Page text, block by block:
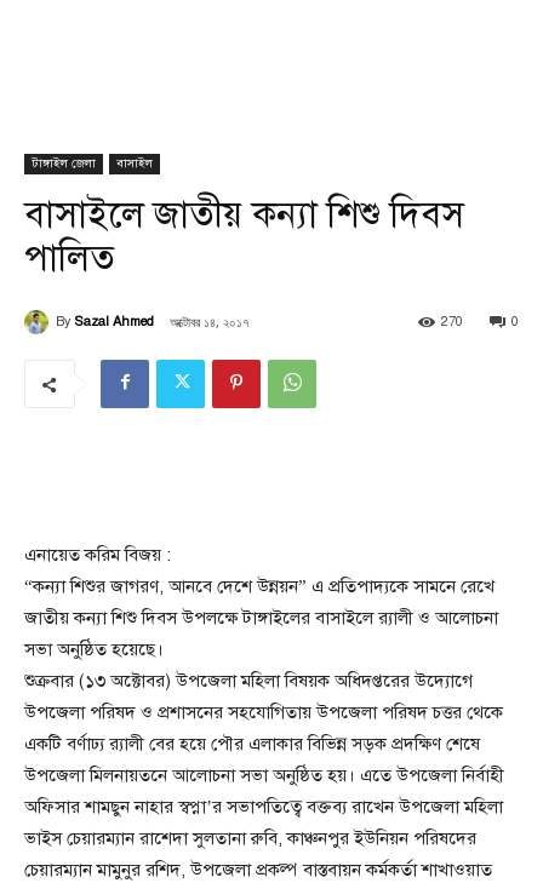
টাঙ্গাইল জেলা বাসাইল
বাসাইলে জাতীয় কন্যা শিশু দিবস
পালিত
By Sazal Ahmed অক্টোবর ১৪, ২০১৭ 0
270
এনায়েত করিম বিজয় :
“কন্যা শিশুর জাগরণ, আনবে দেশে উন্নয়ন” এ প্রতিপাদ্যকে সামনে রেখে
জাতীয় কন্যা শিশু দিবস উপলক্ষে টাঙ্গাইলের বাসাইলে র‌্যালী ও আলোচনা
সভা অনুষ্ঠিত হয়েছে।
শুক্রবার (১৩ অক্টোবর) উপজেলা মহিলা বিষয়ক অধিদপ্তরের উদ্যোগে
উপজেলা পরিষদ ও প্রশাসনের সহযোগিতায় উপজেলা পরিষদ চত্তর থেকে
একটি বর্ণাঢ্য র‌্যালী বের হয়ে পৌর এলাকার বিভিন্ন সড়ক প্রদক্ষিণ শেষে
উপজেলা মিলনায়তনে আলোচনা সভা অনুষ্ঠিত হয়। এতে উপজেলা নির্বাহী
অফিসার শামছুন নাহার স্বপ্না’র সভাপতিত্বে বক্তব্য রাখেন উপজেলা মহিলা
ভাইস চেয়ারম্যান রাশেদা সুলতানা রুবি, কাঞ্চনপুর ইউনিয়ন পরিষদের
চেয়ারম্যান মামুনুর রশিদ, উপজেলা প্রকল্প বাস্তবায়ন কর্মকর্তা শাখাওয়াত